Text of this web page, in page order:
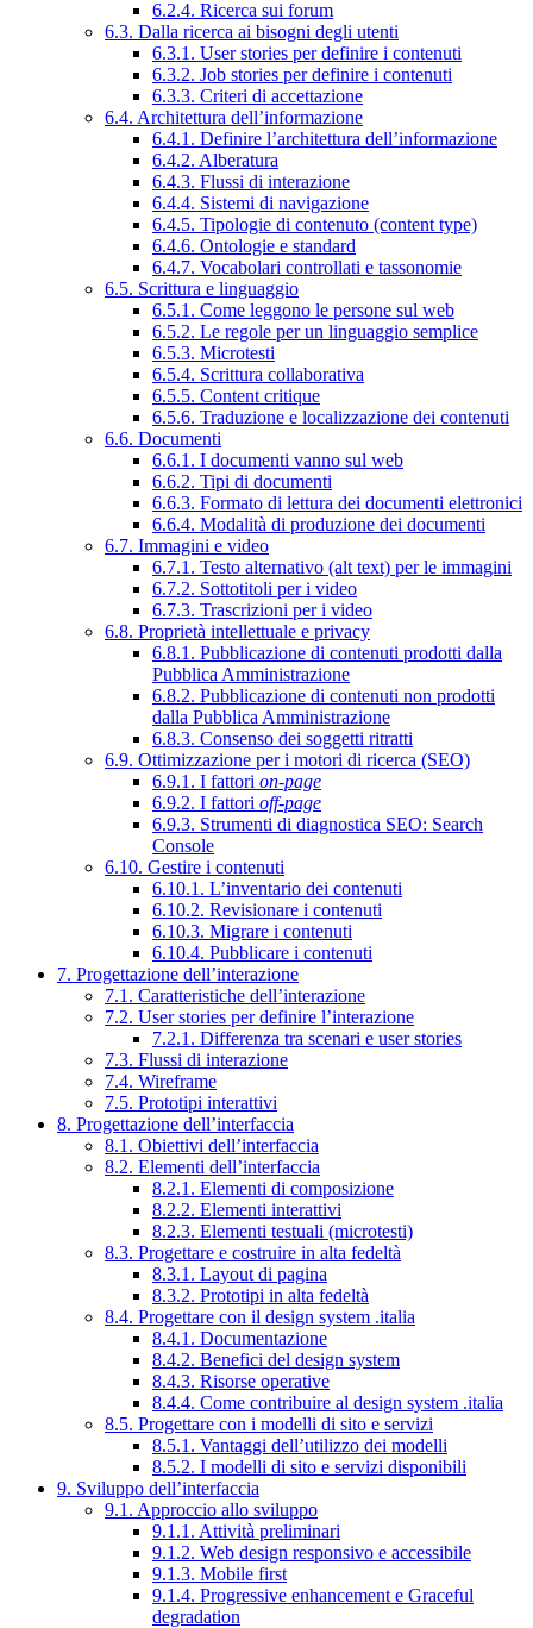
6.2.4. Ricerca sui forum
6.3. Dalla ricerca ai bisogni degli utenti
6.3.1. User stories per definire i contenuti
6.3.2. Job stories per definire i contenuti
6.3.3. Criteri di accettazione
6.4. Architettura dell’informazione
6.4.1. Definire l’architettura dell’informazione
6.4.2. Alberatura
6.4.3. Flussi di interazione
6.4.4. Sistemi di navigazione
6.4.5. Tipologie di contenuto (content type)
6.4.6. Ontologie e standard
6.4.7. Vocabolari controllati e tassonomie
6.5. Scrittura e linguaggio
6.5.1. Come leggono le persone sul web
6.5.2. Le regole per un linguaggio semplice
6.5.3. Microtesti
6.5.4. Scrittura collaborativa
6.5.5. Content critique
6.5.6. Traduzione e localizzazione dei contenuti
6.6. Documenti
6.6.1. I documenti vanno sul web
6.6.2. Tipi di documenti
6.6.3. Formato di lettura dei documenti elettronici
6.6.4. Modalità di produzione dei documenti
6.7. Immagini e video
6.7.1. Testo alternativo (alt text) per le immagini
6.7.2. Sottotitoli per i video
6.7.3. Trascrizioni per i video
6.8. Proprietà intellettuale e privacy
6.8.1. Pubblicazione di contenuti prodotti dalla
Pubblica Amministrazione
6.8.2. Pubblicazione di contenuti non prodotti
dalla Pubblica Amministrazione
6.8.3. Consenso dei soggetti ritratti
6.9. Ottimizzazione per i motori di ricerca (SEO)
6.9.1. I fattori on-page
6.9.2. I fattori off-page
6.9.3. Strumenti di diagnostica SEO: Search
Console
6.10. Gestire i contenuti
6.10.1. L’inventario dei contenuti
6.10.2. Revisionare i contenuti
6.10.3. Migrare i contenuti
6.10.4. Pubblicare i contenuti
7. Progettazione dell’interazione
7.1. Caratteristiche dell’interazione
7.2. User stories per definire l’interazione
7.2.1. Differenza tra scenari e user stories
7.3. Flussi di interazione
7.4. Wireframe
7.5. Prototipi interattivi
8. Progettazione dell’interfaccia
8.1. Obiettivi dell’interfaccia
8.2. Elementi dell’interfaccia
8.2.1. Elementi di composizione
8.2.2. Elementi interattivi
8.2.3. Elementi testuali (microtesti)
8.3. Progettare e costruire in alta fedeltà
8.3.1. Layout di pagina
8.3.2. Prototipi in alta fedeltà
8.4. Progettare con il design system .italia
8.4.1. Documentazione
8.4.2. Benefici del design system
8.4.3. Risorse operative
8.4.4. Come contribuire al design system .italia
8.5. Progettare con i modelli di sito e servizi
8.5.1. Vantaggi dell’utilizzo dei modelli
8.5.2. I modelli di sito e servizi disponibili
9. Sviluppo dell’interfaccia
9.1. Approccio allo sviluppo
9.1.1. Attività preliminari
9.1.2. Web design responsivo e accessibile
9.1.3. Mobile first
9.1.4. Progressive enhancement e Graceful
degradation